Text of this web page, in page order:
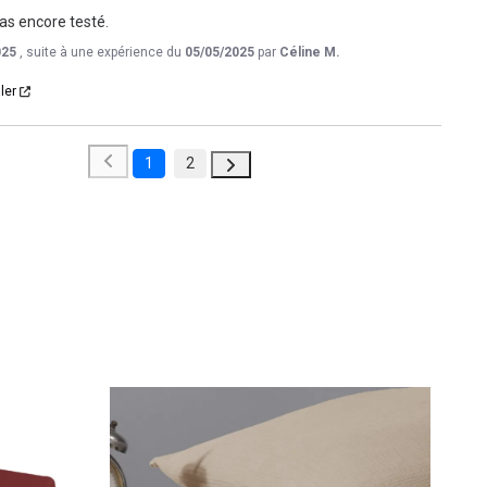
encore testé.
, suite à une expérience du 05/05/2025 par Céline M.
1 2